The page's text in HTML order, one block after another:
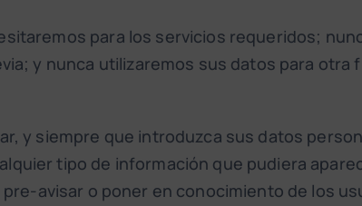
para los servicios requeridos;
y nunca utilizaremos sus datos para otra
y siempre que introduzca sus datos
tipo de información que pudiera
avisar o poner en conocimiento de los